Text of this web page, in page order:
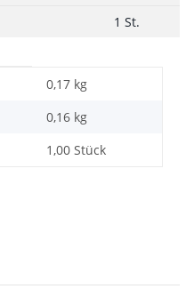
1 St.
0,17 kg
0,16 kg
1,00 Stück